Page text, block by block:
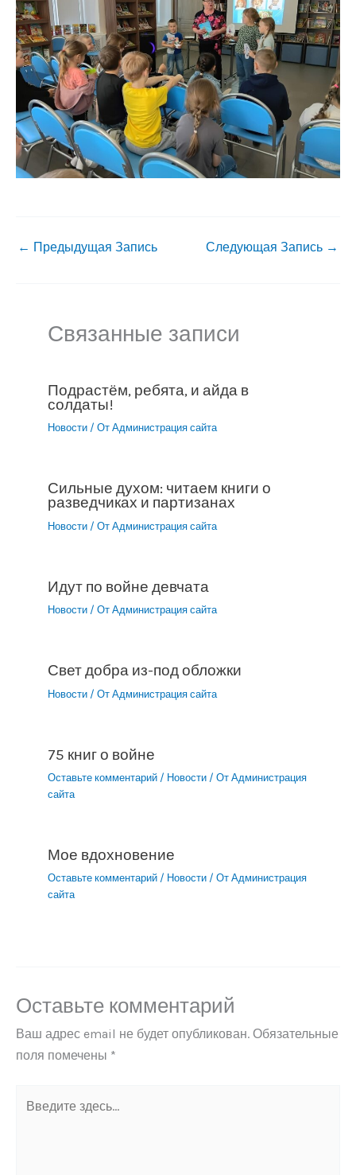
← Предыдущая Запись Следующая Запись →
Связанные записи
Подрастём, ребята, и айда в
солдаты!
Новости / От Администрация сайта
Сильные духом: читаем книги о
разведчиках и партизанах
Новости / От Администрация сайта
Идут по войне девчата
Новости / От Администрация сайта
Свет добра из-под обложки
Новости / От Администрация сайта
75 книг о войне
Оставьте комментарий / Новости / От Администрация
сайта
Мое вдохновение
Оставьте комментарий / Новости / От Администрация
сайта
Оставьте комментарий
Ваш адрес email не будет опубликован. Обязательные
поля помечены *
здесь...